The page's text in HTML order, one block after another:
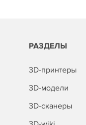
РАЗДЕЛЫ
3D-принтеры
3D-модели
3D-сканеры